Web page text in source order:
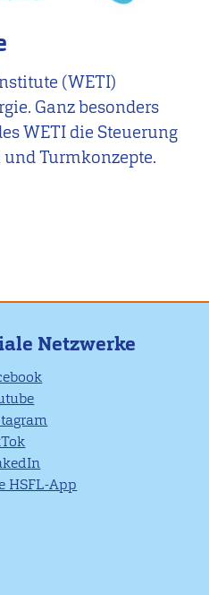
(WETI)
Ganz besonders
WETI die Steuerung
Turmkonzepte.
Netzwerke
HSFL-App